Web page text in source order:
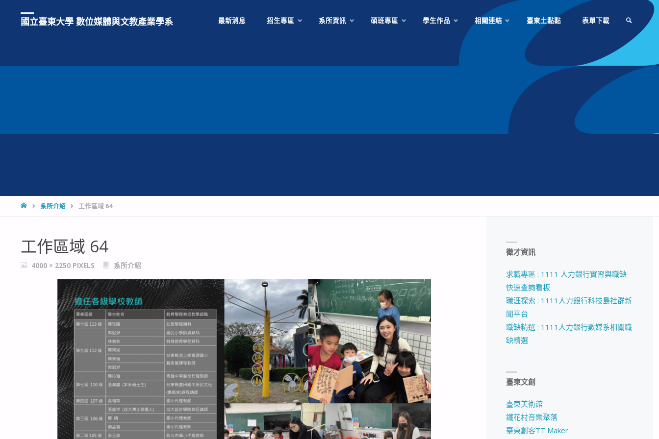
國立臺東大學 數位媒體與文教產業學系 最新消息 招生專區 系所資訊 碩班專區 學生作品 相關連結 臺東土黏黏 表單下載
HOME系所介紹 工作區域 64
工作區域 64
FULL4000 × 2250 PIXELS 系所介紹
徵才資訊
求職專區 : 1111 人力銀行實習與職缺
快速查詢看板
職涯探索 : 1111人力銀行科技島社群新
聞平台
職缺精選 : 1111人力銀行數媒系相關職
缺精選
臺東文創
臺東美術館
鐵花村音樂聚落
臺東創客TT Maker